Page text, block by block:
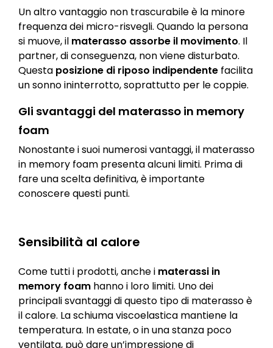
Un altro vantaggio non trascurabile è la minore
frequenza dei micro-risvegli. Quando la persona
si muove, il materasso assorbe il movimento. Il
partner, di conseguenza, non viene disturbato.
Questa posizione di riposo indipendente facilita
un sonno ininterrotto, soprattutto per le coppie.
Gli svantaggi del materasso in memory
foam
Nonostante i suoi numerosi vantaggi, il materasso
in memory foam presenta alcuni limiti. Prima di
fare una scelta definitiva, è importante
conoscere questi punti.
Sensibilità al calore
Come tutti i prodotti, anche i materassi in
memory foam hanno i loro limiti. Uno dei
principali svantaggi di questo tipo di materasso è
il calore. La schiuma viscoelastica mantiene la
temperatura. In estate, o in una stanza poco
ventilata, può dare un’impressione di